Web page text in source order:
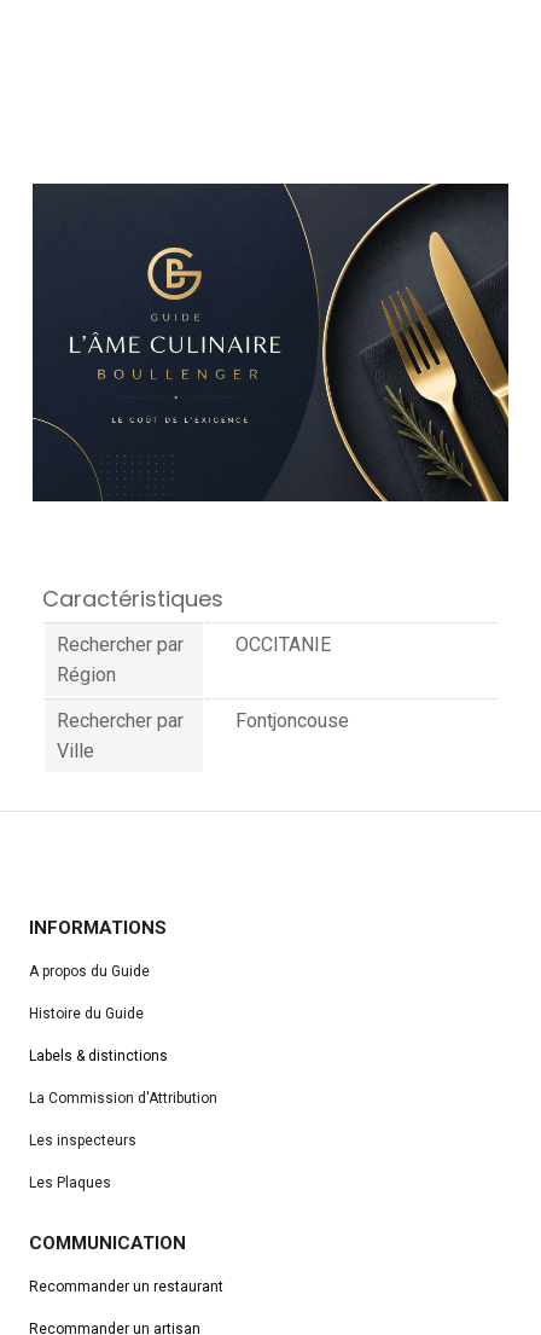
Caractéristiques
Rechercher par
Région
OCCITANIE
Rechercher par
Ville
Fontjoncouse
INFORMATIONS
A propos du Guide
Histoire du Guide
Labels & distinctions
La Commission d'Attribution
Les inspecteurs
Les Plaques
COMMUNICATION
Recommander un restaurant
Recommander un artisan